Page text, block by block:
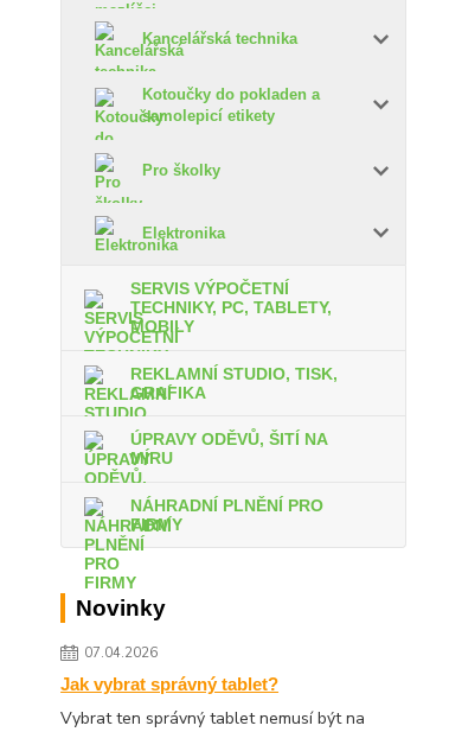
Kancelářská technika
Kotoučky do pokladen a
samolepicí etikety
Pro školky
Elektronika
SERVIS VÝPOČETNÍ
TECHNIKY, PC, TABLETY,
MOBILY
REKLAMNÍ STUDIO, TISK,
GRAFIKA
ÚPRAVY ODĚVŮ, ŠITÍ NA
MÍRU
NÁHRADNÍ PLNĚNÍ PRO
FIRMY
Novinky
07.04.2026
Jak vybrat správný tablet?
Vybrat ten správný tablet nemusí být na